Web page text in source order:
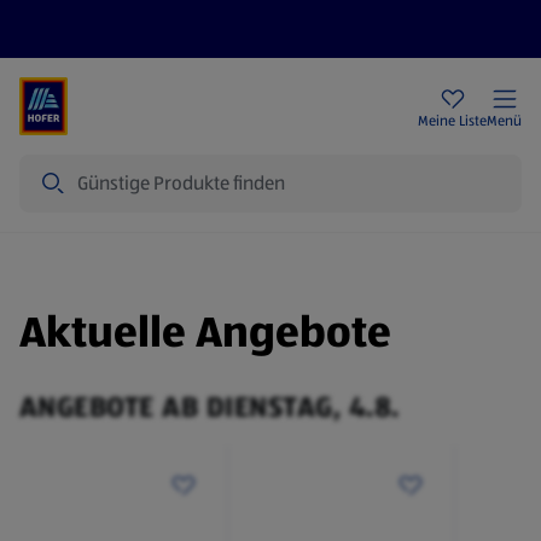
Meine ListeMenü
Aktuelle Angebote
ANGEBOTE AB DIENSTAG, 4.8.